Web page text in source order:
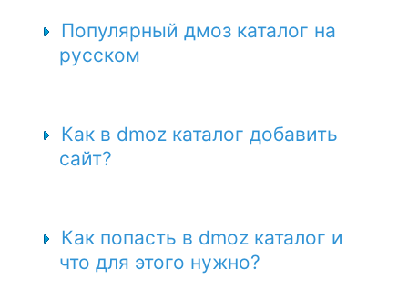
Популярный дмоз каталог на
русском
Как в dmoz каталог добавить
сайт?
Как попасть в dmoz каталог и
что для этого нужно?